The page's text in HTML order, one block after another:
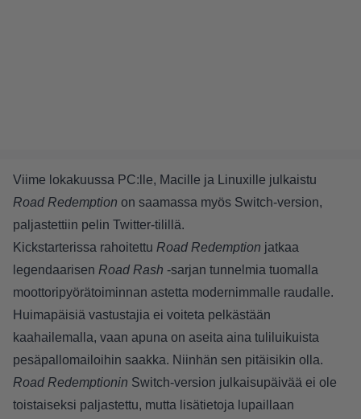
Viime lokakuussa PC:lle, Macille ja Linuxille julkaistu
Road Redemption on saamassa myös Switch-version,
paljastettiin pelin Twitter-tilillä.
Kickstarterissa rahoitettu Road Redemption jatkaa
legendaarisen Road Rash -sarjan tunnelmia tuomalla
moottoripyörätoiminnan astetta modernimmalle raudalle.
Huimapäisiä vastustajia ei voiteta pelkästään
kaahailemalla, vaan apuna on aseita aina tuliluikuista
pesäpallomailoihin saakka. Niinhän sen pitäisikin olla.
Road Redemptionin Switch-version julkaisupäivää ei ole
toistaiseksi paljastettu, mutta lisätietoja lupaillaan